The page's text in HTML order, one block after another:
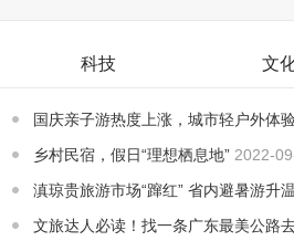
科技 文
国庆亲子游热度上涨，城市轻户外体
乡村民宿，假日“理想栖息地” 2022-
滇琼贵旅游市场“蹿红” 省内避暑游升温
文旅达人必读！找一条广东最美公路